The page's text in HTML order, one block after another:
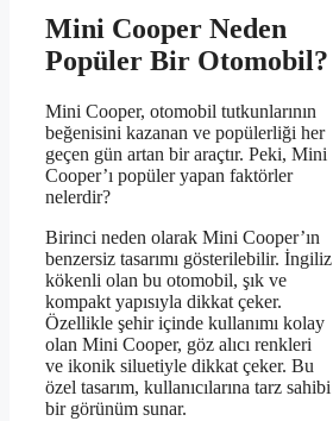
Mini Cooper Neden
Popüler Bir Otomobil?
Mini Cooper, otomobil tutkunlarının
beğenisini kazanan ve popülerliği her
geçen gün artan bir araçtır. Peki, Mini
Cooper’ı popüler yapan faktörler
nelerdir?
Birinci neden olarak Mini Cooper’ın
benzersiz tasarımı gösterilebilir. İngiliz
kökenli olan bu otomobil, şık ve
kompakt yapısıyla dikkat çeker.
Özellikle şehir içinde kullanımı kolay
olan Mini Cooper, göz alıcı renkleri
ve ikonik siluetiyle dikkat çeker. Bu
özel tasarım, kullanıcılarına tarz sahibi
bir görünüm sunar.